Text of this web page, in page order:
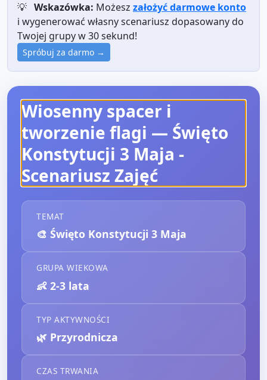
💡 Wskazówka: Możesz założyć darmowe konto
i wygenerować własny scenariusz dopasowany do
Twojej grupy w 30 sekund!
Spróbuj za darmo →
Wiosenny spacer i
tworzenie flagi — Święto
Konstytucji 3 Maja -
Scenariusz Zajęć
TEMAT
🎨 Święto Konstytucji 3 Maja
GRUPA WIEKOWA
👶 2-3 lata
TYP AKTYWNOŚCI
🌿 Przyrodnicza
CZAS TRWANIA